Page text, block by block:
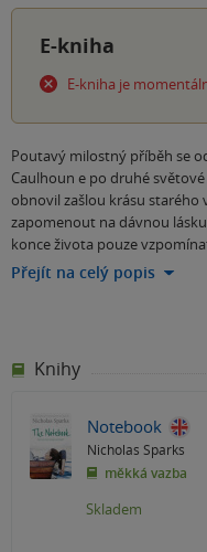
E-kniha
E-kniha je
Poutavý milostný příběh se
Caulhoun e po druhé
obnovil zašlou krásu starého
zapomenout na dávnou
konce života pouze
Přejít na celý popis
Knihy
Notebook
Nicholas Sparks
měkká vazba
Skladem